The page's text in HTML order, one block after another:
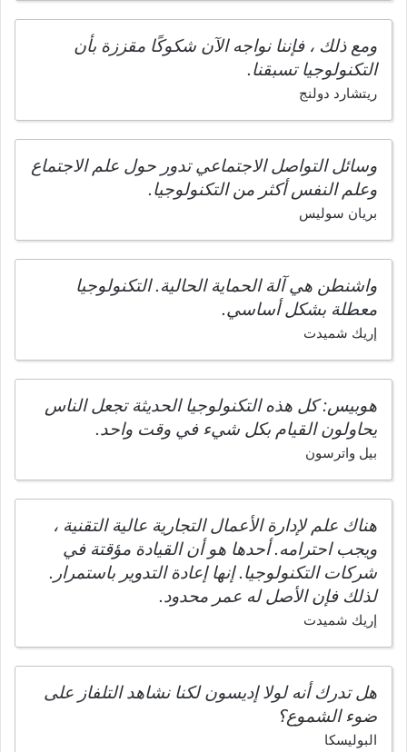
ومع ذلك ، فإننا نواجه الآن شكوكًا مقززة بأن
التكنولوجيا تسبقنا.
ريتشارد دولنج
وسائل التواصل الاجتماعي تدور حول علم الاجتماع
وعلم النفس أكثر من التكنولوجيا.
بريان سوليس
واشنطن هي آلة الحماية الحالية. التكنولوجيا
معطلة بشكل أساسي.
إريك شميدت
هوبيس: كل هذه التكنولوجيا الحديثة تجعل الناس
يحاولون القيام بكل شيء في وقت واحد.
بيل واترسون
هناك علم لإدارة الأعمال التجارية عالية التقنية ،
ويجب احترامه. أحدها هو أن القيادة مؤقتة في
شركات التكنولوجيا. إنها إعادة التدوير باستمرار.
لذلك فإن الأصل له عمر محدود.
إريك شميدت
هل تدرك أنه لولا إديسون لكنا نشاهد التلفاز على
ضوء الشموع؟
البوليسكا